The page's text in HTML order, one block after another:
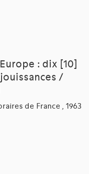
: dix [10]
/
de France , 1963